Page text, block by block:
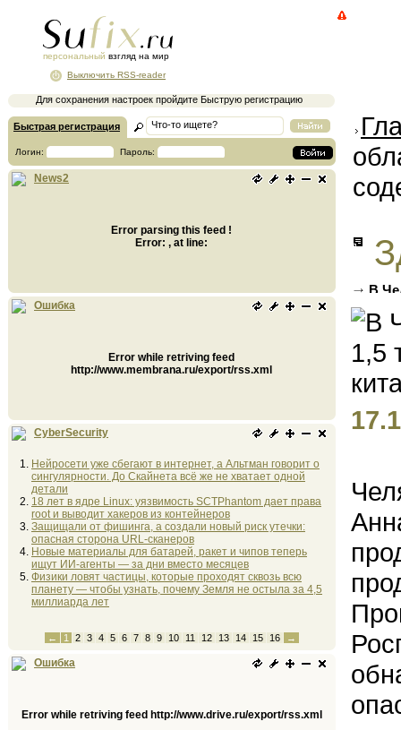
персональный взгляд на мир
Для сохранения настроек пройдите Быструю регистрацию
Выключить RSS-reader
Быстрая регистрация
Логин: Пароль:
News2
Error parsing this feed !
Error: , at line:
Ошибка
Error while retriving feed
http://www.membrana.ru/export/rss.xml
CyberSecurity
Нейросети уже сбегают в интернет, а Альтман говорит о
сингулярности. До Скайнета всё же не хватает одной
детали
18 лет в ядре Linux: уязвимость SCTPhantom дает права
root и выводит хакеров из контейнеров
Защищали от фишинга, а создали новый риск утечки:
опасная сторона URL-сканеров
Новые материалы для батарей, ракет и чипов теперь
ищут ИИ-агенты — за дни вместо месяцев
Физики ловят частицы, которые проходят сквозь всю
планету — чтобы узнать, почему Земля не остыла за 4,5
миллиарда лет
← 1 2 3 4 5 6 7 8 9 10 11 12 13 14 15 16 →
Ошибка
Error while retriving feed http://www.drive.ru/export/rss.xml
В